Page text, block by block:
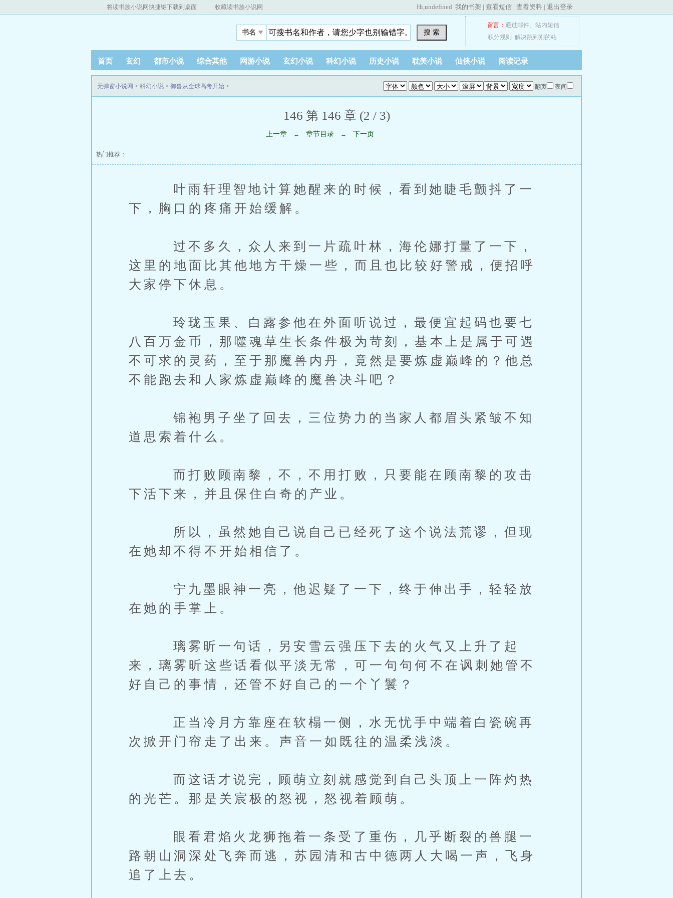
将读书族小说网快捷键下载到桌面 收藏读书族小说网 Hi,undefined 我的书架 | 查看短信 | 查看资料 | 退出登录
书名 搜 索
留言： 通过邮件、 站内短信
积分规则
解决跳到别的站
首页 玄幻 都市小说 综合其他 网游小说 玄幻小说 科幻小说 历史小说 耽美小说 仙侠小说 阅读记录
翻页 夜间
无弹窗小说网 > 科幻小说 > 御兽从全球高考开始 >
146 第 146 章 (2 / 3)
上一章 ← 章节目录 → 下一页
热门推荐：
叶雨轩理智地计算她醒来的时候，看到她睫毛颤抖了一
下，胸口的疼痛开始缓解。
过不多久，众人来到一片疏叶林，海伦娜打量了一下，
这里的地面比其他地方干燥一些，而且也比较好警戒，便招呼
大家停下休息。
玲珑玉果、白露参他在外面听说过，最便宜起码也要七
八百万金币，那噬魂草生长条件极为苛刻，基本上是属于可遇
不可求的灵药，至于那魔兽内丹，竟然是要炼虚巅峰的？他总
不能跑去和人家炼虚巅峰的魔兽决斗吧？
锦袍男子坐了回去，三位势力的当家人都眉头紧皱不知
道思索着什么。
而打败顾南黎，不，不用打败，只要能在顾南黎的攻击
下活下来，并且保住白奇的产业。
所以，虽然她自己说自己已经死了这个说法荒谬，但现
在她却不得不开始相信了。
宁九墨眼神一亮，他迟疑了一下，终于伸出手，轻轻放
在她的手掌上。
璃雾昕一句话，另安雪云强压下去的火气又上升了起
来，璃雾昕这些话看似平淡无常，可一句句何不在讽刺她管不
好自己的事情，还管不好自己的一个丫鬟？
正当冷月方靠座在软榻一侧，水无忧手中端着白瓷碗再
次掀开门帘走了出来。声音一如既往的温柔浅淡。
而这话才说完，顾萌立刻就感觉到自己头顶上一阵灼热
的光芒。那是关宸极的怒视，怒视着顾萌。
眼看君焰火龙狮拖着一条受了重伤，几乎断裂的兽腿一
路朝山洞深处飞奔而逃，苏园清和古中德两人大喝一声，飞身
追了上去。